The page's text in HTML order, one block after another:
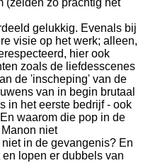
(zelden zo prachtig het
gelukkig. Evenals bij
visie op het werk; alleen,
hier ook
zoals de liefdesscenes
de 'inscheping' van de
van in begin brutaal
in het eerste bedrijf - ook
waarom die pop in de
niet
in de gevangenis? En
lopen er dubbels van